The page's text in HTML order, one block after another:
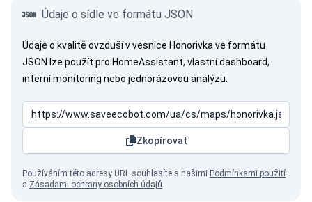
Údaje o sídle ve formátu JSON
Údaje o kvalitě ovzduší v vesnice Honorivka ve formátu
JSON lze použít pro HomeAssistant, vlastní dashboard,
interní monitoring nebo jednorázovou analýzu.
Zkopírovat
Používáním této adresy URL souhlasíte s našimi Podmínkami použití
a Zásadami ochrany osobních údajů.